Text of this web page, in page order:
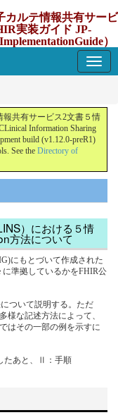
カルテ情報共有サービ
実装ガイド JP-
）
報共有サービス2文書５情
Information Sharing
build (v1.12.0-preR1)
See the Directory of
）における５情
方法について
にもとづいて作成された
に準拠しているかをFHIR公
ついて説明する。ただ
様な記述方法によって、
はその一部の例を示すに
たあと、Ⅱ：手順